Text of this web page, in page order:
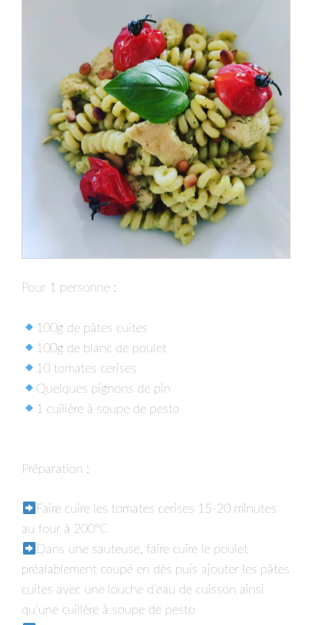
Pour 1 personne :⁣
100g de pâtes cuites⁣
100g de blanc de poulet⁣
10 tomates cerises⁣
Quelques pignons de pin⁣
1 cuillère à soupe de pesto⁣
Préparation :
Faire cuire les tomates cerises 15-20 minutes
au four à 200°C⁣
Dans une sauteuse, faire cuire le poulet
préalablement coupé en dès puis ajouter les pâtes
cuites avec une louche d’eau de cuisson ainsi
qu’une cuillère à soupe de pesto⁣